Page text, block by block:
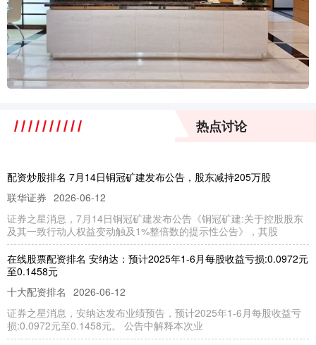
热点讨论
配资炒股排名 7月14日铜冠矿建发布公告，股东减持205万股
联华证券 2026-06-12
证券之星消息，7月14日铜冠矿建发布公告《铜冠矿建:关于控股股东
及其一致行动人权益变动触及1%整倍数的提示性公告》，其股
在线股票配资排名 安纳达：预计2025年1-6月每股收益亏损:0.0972元
至0.1458元
十大配资排名 2026-06-12
证券之星消息，安纳达发布业绩预告，预计2025年1-6月每股收益亏
损:0.0972元至0.1458元。 公告中解释本次业